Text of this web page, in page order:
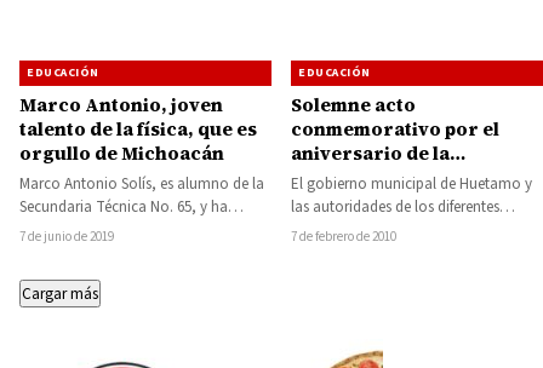
EDUCACIÓN
Marco Antonio, joven
talento de la física, que es
orgullo de Michoacán
Marco Antonio Solís, es alumno de la
Secundaria Técnica No. 65, y ha
destacado en la escuela por…
7 de junio de 2019
EDUCACIÓN
Solemne acto
conmemorativo por el
aniversario de la
Constitución Política de
México de 1917
El gobierno municipal de Huetamo y
las autoridades de los diferentes
niveles educativos de Huetamo,
7 de febrero de 2010
Cargar más